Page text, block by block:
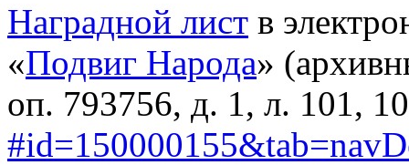
Наградной лист в
«Подвиг Народа»
оп. 793756, д. 1, л. 101,